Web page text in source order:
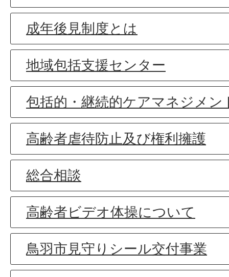
成年後見制度とは
地域包括支援センター
包括的・継続的ケアマネジメン
高齢者虐待防止及び権利擁護
総合相談
高齢者ビデオ体操について
鳥羽市見守りシール交付事業